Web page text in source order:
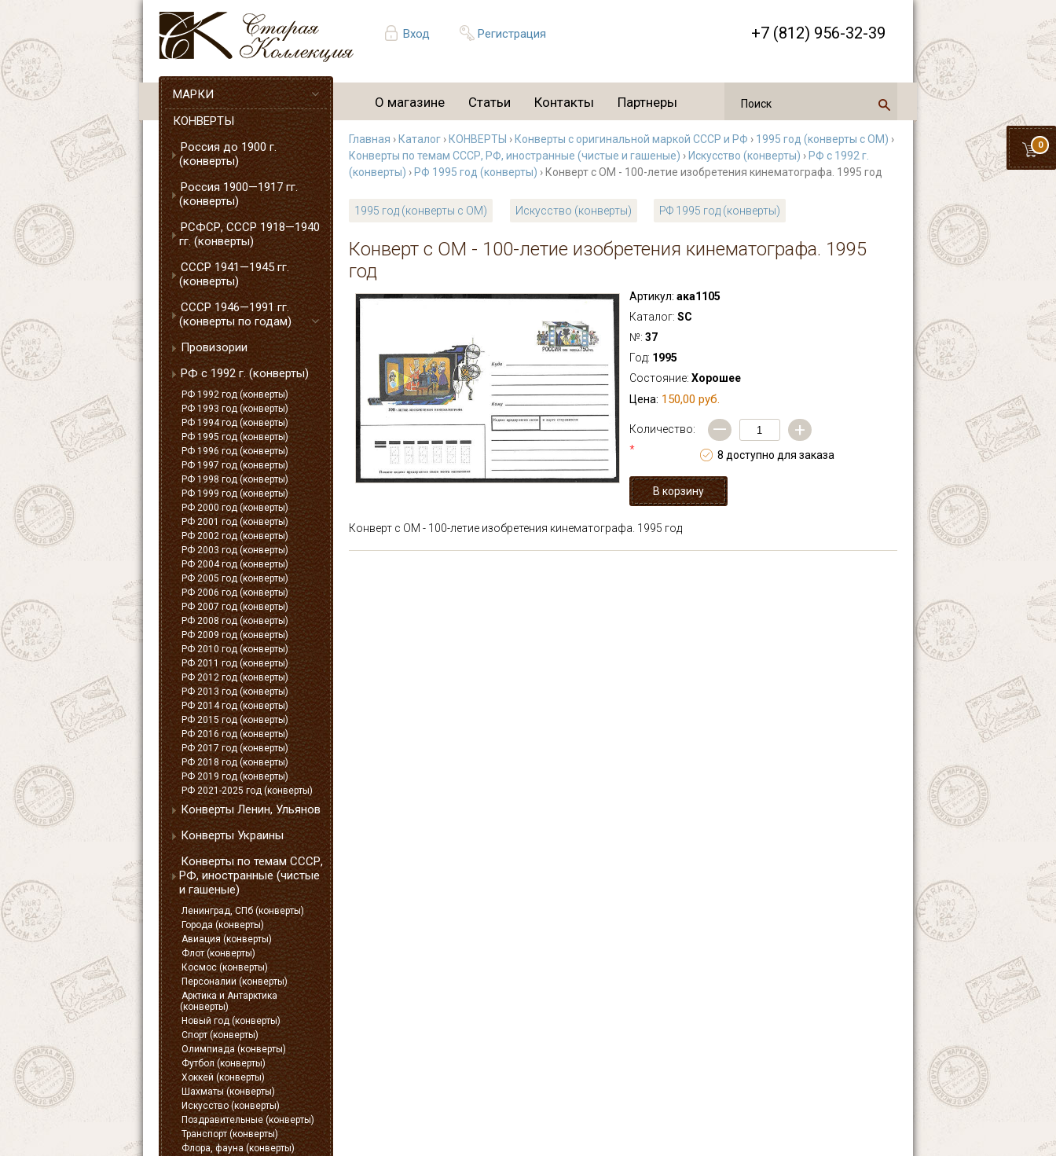
Вход Регистрация +7 (812) 956-32-39
0
О магазине Статьи Контакты Партнеры
МАРКИ
КОНВЕРТЫ
Россия до 1900 г.
(конверты)
Россия 1900—1917 гг.
(конверты)
РСФСР, СССР 1918—1940
гг. (конверты)
СССР 1941—1945 гг.
(конверты)
СССР 1946—1991 гг.
(конверты по годам)
Провизории
РФ с 1992 г. (конверты)
РФ 1992 год (конверты)
РФ 1993 год (конверты)
РФ 1994 год (конверты)
РФ 1995 год (конверты)
РФ 1996 год (конверты)
РФ 1997 год (конверты)
РФ 1998 год (конверты)
РФ 1999 год (конверты)
РФ 2000 год (конверты)
РФ 2001 год (конверты)
РФ 2002 год (конверты)
РФ 2003 год (конверты)
РФ 2004 год (конверты)
РФ 2005 год (конверты)
РФ 2006 год (конверты)
РФ 2007 год (конверты)
РФ 2008 год (конверты)
РФ 2009 год (конверты)
РФ 2010 год (конверты)
РФ 2011 год (конверты)
РФ 2012 год (конверты)
РФ 2013 год (конверты)
РФ 2014 год (конверты)
РФ 2015 год (конверты)
РФ 2016 год (конверты)
РФ 2017 год (конверты)
РФ 2018 год (конверты)
РФ 2019 год (конверты)
РФ 2021-2025 год (конверты)
Конверты Ленин, Ульянов
Конверты Украины
Конверты по темам СССР,
РФ, иностранные (чистые
и гашеные)
Ленинград, СПб (конверты)
Города (конверты)
Авиация (конверты)
Флот (конверты)
Космос (конверты)
Персоналии (конверты)
Арктика и Антарктика
(конверты)
Новый год (конверты)
Спорт (конверты)
Олимпиада (конверты)
Футбол (конверты)
Хоккей (конверты)
Шахматы (конверты)
Искусство (конверты)
Поздравительные (конверты)
Транспорт (конверты)
Флора, фауна (конверты)
Главная › Каталог › КОНВЕРТЫ › Конверты с оригинальной маркой СССР и РФ › 1995 год (конверты с ОМ) ›
Конверты по темам СССР, РФ, иностранные (чистые и гашеные) › Искусство (конверты) › РФ с 1992 г.
(конверты) › РФ 1995 год (конверты) › Конверт с ОМ - 100-летие изобретения кинематографа. 1995 год
1995 год (конверты с ОМ) Искусство (конверты) РФ 1995 год (конверты)
Конверт с ОМ - 100-летие изобретения кинематографа. 1995
год
Артикул: ака1105
Каталог: SC
№: 37
Год: 1995
Состояние: Хорошее
Цена: 150,00 руб.
Количество:
*
— +
8 доступно для заказа
Конверт с ОМ - 100-летие изобретения кинематографа. 1995 год